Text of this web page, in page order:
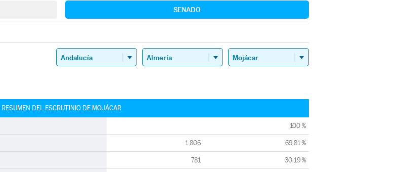
SENADO
RESUMEN DEL ESCRUTINIO DE MOJÁCAR
100 %
1.806 69,81 %
781 30,19 %